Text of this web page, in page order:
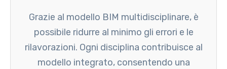
Grazie al modello BIM multidisciplinare, è
possibile ridurre al minimo gli errori e le
rilavorazioni. Ogni disciplina contribuisce al
modello integrato, consentendo una